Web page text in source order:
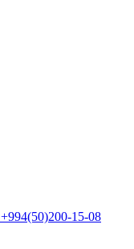
+994(50)200-15-08